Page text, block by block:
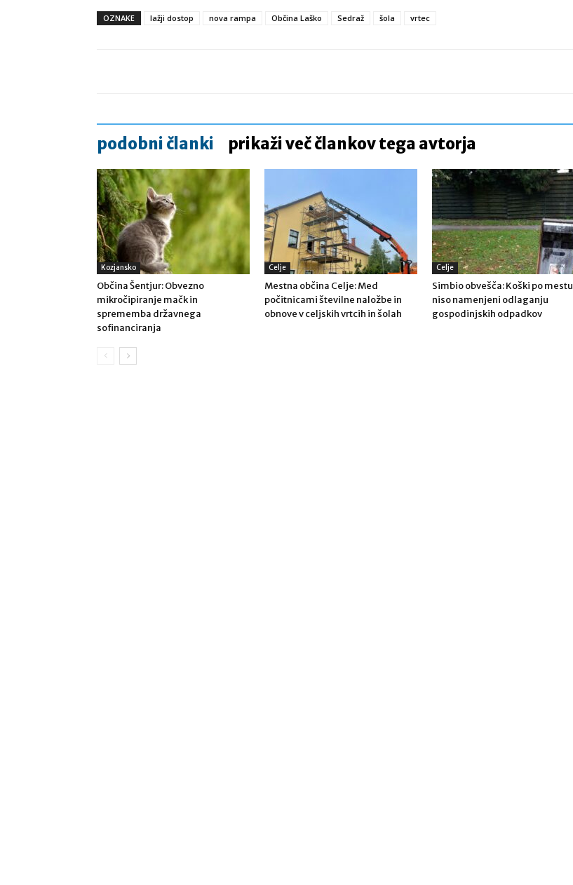
OZNAKE lažji dostop nova rampa Občina Laško Sedraž šola vrtec
podobni članki prikaži več člankov tega avtorja
Kozjansko
Občina Šentjur: Obvezno
mikročipiranje mačk in
sprememba državnega
sofinanciranja
Celje
Mestna občina Celje: Med
počitnicami številne naložbe in
obnove v celjskih vrtcih in šolah
Celje
Simbio obvešča: Koški po mestu
niso namenjeni odlaganju
gospodinjskih odpadkov